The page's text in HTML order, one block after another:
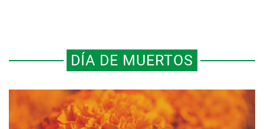
DÍA DE MUERTOS